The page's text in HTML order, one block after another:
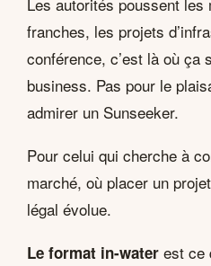
franches, les projets
conférence, c’est là où ça
business. Pas pour le
admirer un Sunseeker.
Pour celui qui cherche à
marché, où placer un
légal évolue.
Le format in-water est ce